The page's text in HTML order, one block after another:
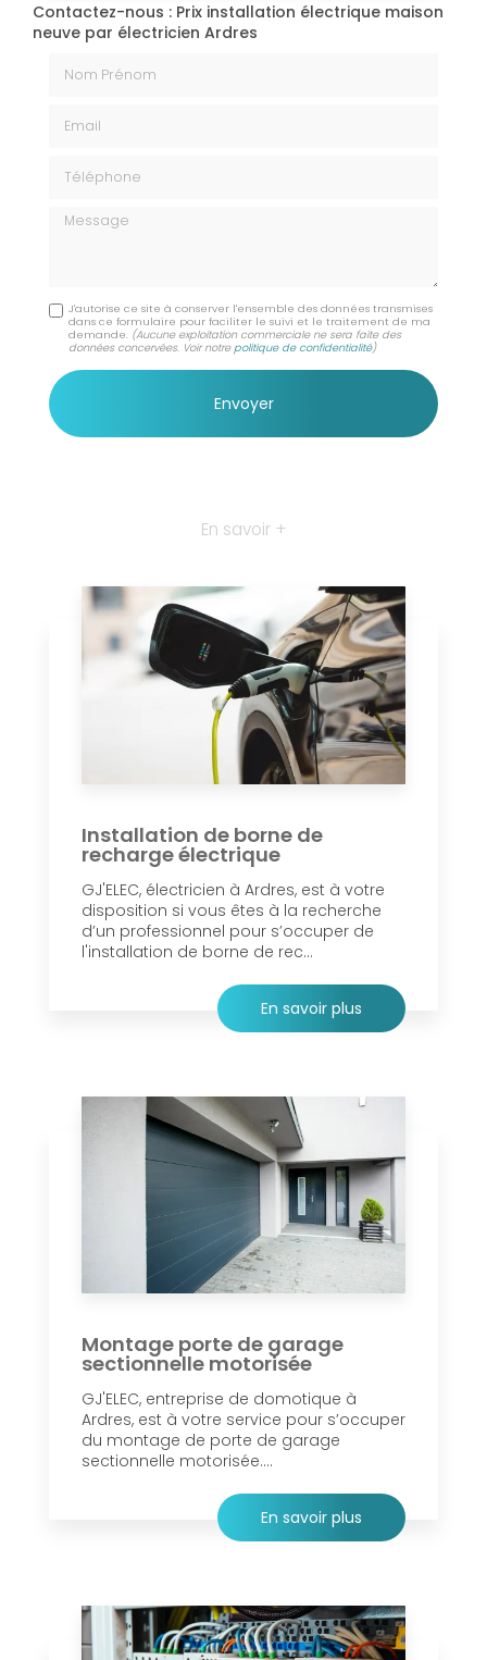
Contactez-nous : Prix installation électrique maison
neuve par électricien Ardres
Message
J'autorise ce site à conserver l'ensemble des données transmises
dans ce formulaire pour faciliter le suivi et le traitement de ma
demande. (Aucune exploitation commerciale ne sera faite des
données concervées. Voir notrepolitique de confidentialité)
En savoir +
Installation de borne de
recharge électrique
GJ'ELEC, électricien à Ardres, est à votre
disposition si vous êtes à la recherche
d’un professionnel pour s’occuper de
l'installation de borne de rec...
En savoir plus
Montage porte de garage
sectionnelle motorisée
GJ'ELEC, entreprise de domotique à
Ardres, est à votre service pour s’occuper
du montage de porte de garage
sectionnelle motorisée....
En savoir plus